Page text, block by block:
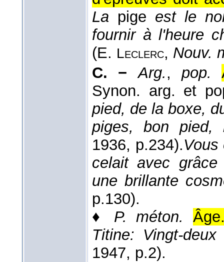
La pige est le
fournir à l'heure
(E. Leclerc, Nouv.
C. −
Arg.,pop.
Synon. arg. et
pied, de la boxe,
piges, bon pied,
1936, p.234).Vous
celait avec
une brillante
p.130).
♦ P. méton.
Titine: Vingt-deux
1947, p.2).